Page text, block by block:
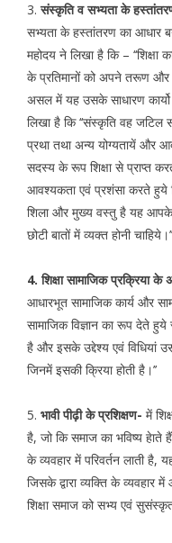
3.संस्कृति व सभ्यता के
सभ्यता के हस्तांतरण का आधार
महोदय ने लिखा है कि –
के प्रतिमानों को अपने तरूण और
असल में यह उसके साधारण कार्यो
लिखा है कि ‘‘संस्कृति वह जटिल
प्रथा तथा अन्य योग्यतायें और
सदस्य के रूप शिक्षा से प्राप्त
आवश्यकता एवं प्रशंसा करते हुये
शिला और मुख्य वस्तु है यह आपके
छोटी बातों में व्यक्त होनी चाहिये।’’
4. शिक्षा सामाजिक प्रक्रिया
आधारभूत सामाजिक कार्य और
सामाजिक विज्ञान का रूप देते हुये
है और इसके उद्देश्य एवं
जिनमें इसकी क्रिया होती है।’’
5. भावी पीढ़ी के प्रशिक्षण- में
है, जो कि समाज का भविष्य हेाते
के व्यवहार में परिवर्तन लाती है,
जिसके द्वारा व्यक्ति के व्यवहार
शिक्षा समाज को सभ्य एवं सुसंस्कृत